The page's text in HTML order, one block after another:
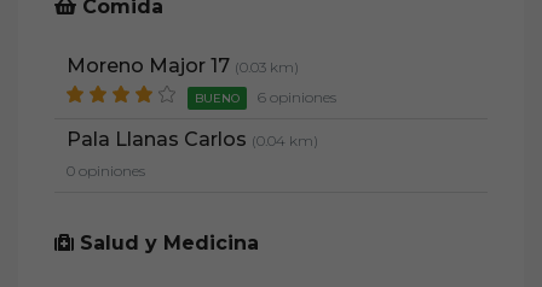
Comida
Moreno Major 17 (0.03 km)
BUENO 6 opiniones
Pala Llanas Carlos (0.04 km)
0 opiniones
Salud y Medicina